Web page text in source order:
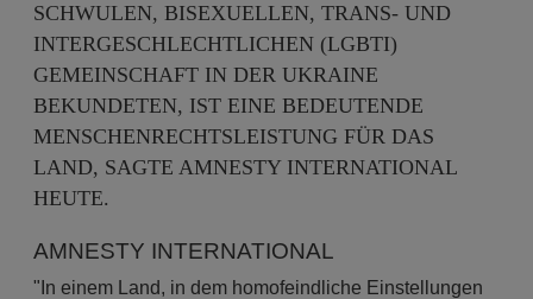
SCHWULEN, BISEXUELLEN, TRANS- UND
INTERGESCHLECHTLICHEN (LGBTI)
GEMEINSCHAFT IN DER UKRAINE
BEKUNDETEN, IST EINE BEDEUTENDE
MENSCHENRECHTSLEISTUNG FÜR DAS
LAND, SAGTE AMNESTY INTERNATIONAL
HEUTE.
AMNESTY INTERNATIONAL
"In einem Land, in dem homofeindliche Einstellungen